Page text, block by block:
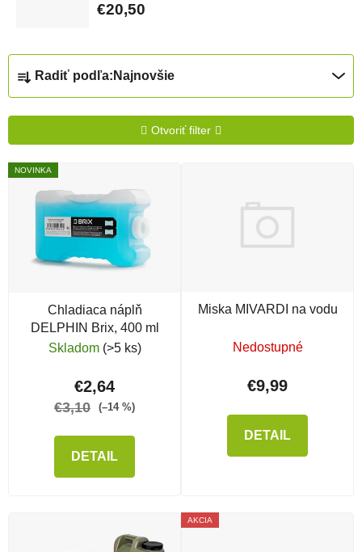
€20,50
Radenie produktov
Radiť podľa: Najnovšie
Otvoriť filter
Výpis produktov
NOVINKA
Chladiaca náplň
DELPHIN Brix, 400 ml
Skladom (>5 ks)
€2,64
€3,10 (–14 %)
DETAIL
Miska MIVARDI na vodu
Nedostupné
€9,99
DETAIL
AKCIA